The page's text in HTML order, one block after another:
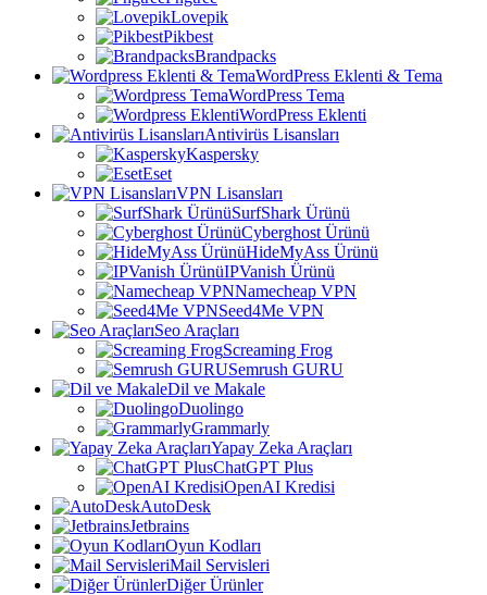
Lovepik
Pikbest
Brandpacks
WordPress Eklenti & Tema
WordPress Tema
WordPress Eklenti
Antivirüs Lisansları
Kaspersky
Eset
VPN Lisansları
SurfShark Ürünü
Cyberghost Ürünü
HideMyAss Ürünü
IPVanish Ürünü
Namecheap VPN
Seed4Me VPN
Seo Araçları
Screaming Frog
Semrush GURU
Dil ve Makale
Duolingo
Grammarly
Yapay Zeka Araçları
ChatGPT Plus
OpenAI Kredisi
AutoDesk
Jetbrains
Oyun Kodları
Mail Servisleri
Diğer Ürünler